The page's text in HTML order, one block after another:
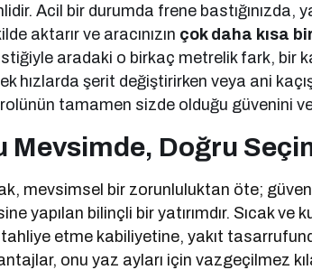
Acil bir durumda frene bastığınızda,
aktarır ve aracınızın çok daha kısa
aradaki o birkaç metrelik fark, bir
hızlarda şerit değiştirirken veya ani
tamamen sizde olduğu güvenini
Mevsimde, Doğru
mevsimsel bir zorunluluktan öte;
yapılan bilinçli bir yatırımdır. Sıcak ve
etme kabiliyetine, yakıt
onu yaz ayları için vazgeçilmez